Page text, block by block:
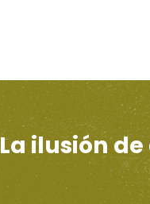
La ilusión